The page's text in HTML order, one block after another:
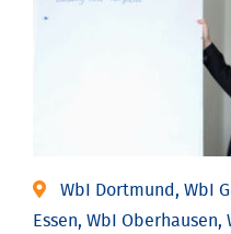
WbI Dortmund, WbI
Essen, WbI Oberhausen,